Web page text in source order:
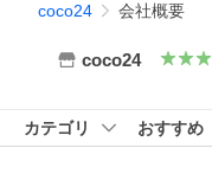
coco24 会社概要
coco24
カテゴリ おすすめ